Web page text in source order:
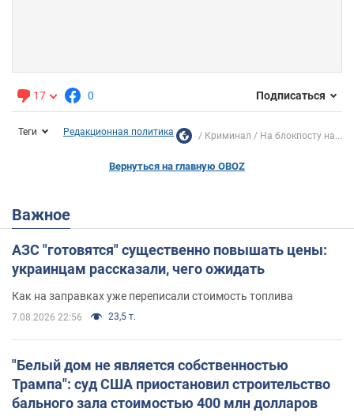
17 0 Подписаться
Теги Редакционная политика Криминал На блокпосту на...
Вернуться на главную OBOZ
Важное
АЗС "готовятся" существенно повышать цены:
украинцам рассказали, чего ожидать
Как на заправках уже переписали стоимость топлива
7.08.2026 22:56 23,5 т.
"Белый дом не является собственностью
Трампа": суд США приостановил строительство
бального зала стоимостью 400 млн долларов